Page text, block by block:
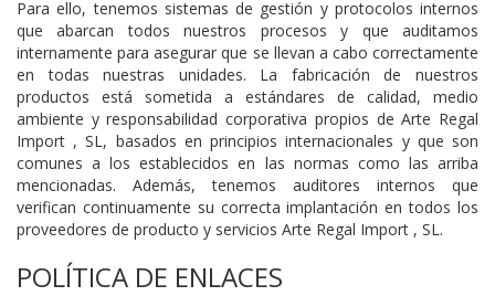
Para ello, tenemos sistemas de gestión y protocolos internos
que abarcan todos nuestros procesos y que auditamos
internamente para asegurar que se llevan a cabo correctamente
en todas nuestras unidades. La fabricación de nuestros
productos está sometida a estándares de calidad, medio
ambiente y responsabilidad corporativa propios de Arte Regal
Import , SL, basados en principios internacionales y que son
comunes a los establecidos en las normas como las arriba
mencionadas. Además, tenemos auditores internos que
verifican continuamente su correcta implantación en todos los
proveedores de producto y servicios Arte Regal Import , SL.
POLÍTICA DE ENLACES